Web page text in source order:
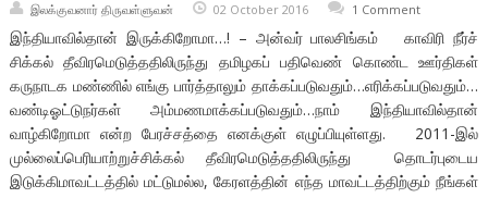
இலக்குவனார் திருவள்ளுவன் 02 October 2016 1 Comment
இந்தியாவில்தான் இருக்கிறோமா…! – அன்வர் பாலசிங்கம் காவிரி நீர்ச்
சிக்கல் தீவிரமெடுத்ததிலிருந்து தமிழகப் பதிவெண் கொண்ட ஊர்திகள்
கருநாடக மண்ணில் எங்கு பார்த்தாலும் தாக்கப்படுவதும்…எரிக்கப்படுவதும்…
வண்டிஓட்டுநர்கள் அம்மணமாக்கப்படுவதும்…நாம் இந்தியாவில்தான்
வாழ்கிறோமா என்ற பேரச்சத்தை எனக்குள் எழுப்பியுள்ளது. 2011-இல்
முல்லைப்பெரியாற்றுச்சிக்கல் தீவிரமெடுத்ததிலிருந்து தொடர்புடைய
இடுக்கிமாவட்டத்தில் மட்டுமல்ல, கேரளத்தின் எந்த மாவட்டத்திற்கும் நீங்கள்